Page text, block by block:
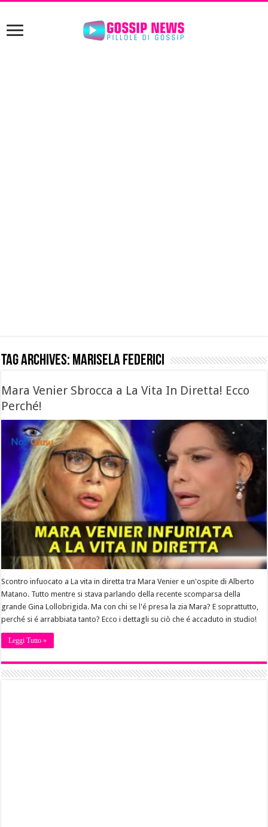
Tag Archives: marisela federici
Mara Venier Sbrocca a La Vita In Diretta! Ecco
Perché!
Scontro infuocato a La vita in diretta tra Mara Venier e un'ospite di Alberto
Matano. Tutto mentre si stava parlando della recente scomparsa della
grande Gina Lollobrigida. Ma con chi se l'é presa la zia Mara? E soprattutto,
perché si é arrabbiata tanto? Ecco i dettagli su ciò che é accaduto in studio!
Leggi Tutto »